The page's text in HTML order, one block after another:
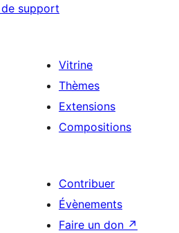
support
Vitrine
Thèmes
Extensions
Compositions
Contribuer
Évènements
Faire un don ↗